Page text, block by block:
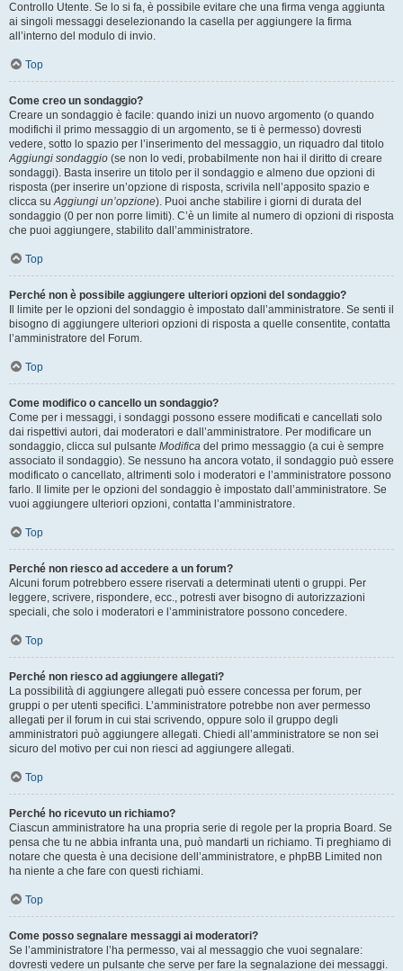
Controllo Utente. Se lo si fa, è possibile evitare che una firma venga aggiunta
ai singoli messaggi deselezionando la casella per aggiungere la firma
all’interno del modulo di invio.
Top
Come creo un sondaggio?
Creare un sondaggio è facile: quando inizi un nuovo argomento (o quando
modifichi il primo messaggio di un argomento, se ti è permesso) dovresti
vedere, sotto lo spazio per l’inserimento del messaggio, un riquadro dal titolo
Aggiungi sondaggio (se non lo vedi, probabilmente non hai il diritto di creare
sondaggi). Basta inserire un titolo per il sondaggio e almeno due opzioni di
risposta (per inserire un’opzione di risposta, scrivila nell’apposito spazio e
clicca suAggiungi un’opzione). Puoi anche stabilire i giorni di durata del
sondaggio (0 per non porre limiti). C’è un limite al numero di opzioni di risposta
che puoi aggiungere, stabilito dall’amministratore.
Top
Perché non è possibile aggiungere ulteriori opzioni del sondaggio?
Il limite per le opzioni del sondaggio è impostato dall’amministratore. Se senti il
bisogno di aggiungere ulteriori opzioni di risposta a quelle consentite, contatta
l’amministratore del Forum.
Top
Come modifico o cancello un sondaggio?
Come per i messaggi, i sondaggi possono essere modificati e cancellati solo
dai rispettivi autori, dai moderatori e dall’amministratore. Per modificare un
sondaggio, clicca sul pulsante Modifica del primo messaggio (a cui è sempre
associato il sondaggio). Se nessuno ha ancora votato, il sondaggio può essere
modificato o cancellato, altrimenti solo i moderatori e l’amministratore possono
farlo. Il limite per le opzioni del sondaggio è impostato dall’amministratore. Se
vuoi aggiungere ulteriori opzioni, contatta l’amministratore.
Top
Perché non riesco ad accedere a un forum?
Alcuni forum potrebbero essere riservati a determinati utenti o gruppi. Per
leggere, scrivere, rispondere, ecc., potresti aver bisogno di autorizzazioni
speciali, che solo i moderatori e l’amministratore possono concedere.
Top
Perché non riesco ad aggiungere allegati?
La possibilità di aggiungere allegati può essere concessa per forum, per
gruppi o per utenti specifici. L’amministratore potrebbe non aver permesso
allegati per il forum in cui stai scrivendo, oppure solo il gruppo degli
amministratori può aggiungere allegati. Chiedi all’amministratore se non sei
sicuro del motivo per cui non riesci ad aggiungere allegati.
Top
Perché ho ricevuto un richiamo?
Ciascun amministratore ha una propria serie di regole per la propria Board. Se
pensa che tu ne abbia infranta una, può mandarti un richiamo. Ti preghiamo di
notare che questa è una decisione dell’amministratore, e phpBB Limited non
ha niente a che fare con questi richiami.
Top
Come posso segnalare messaggi ai moderatori?
Se l’amministratore l’ha permesso, vai al messaggio che vuoi segnalare:
dovresti vedere un pulsante che serve per fare la segnalazione dei messaggi.